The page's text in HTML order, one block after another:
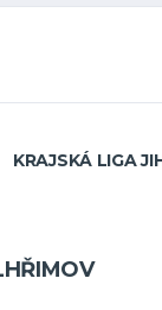
KRAJSKÁ LIGA